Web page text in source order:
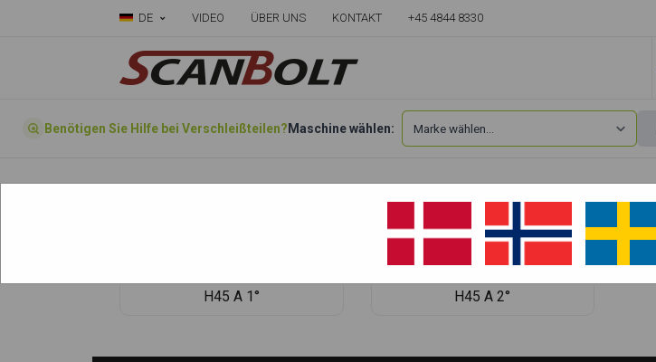
DE VIDEO ÜBER UNS KONTAKT +45 4844 8330
Benötigen Sie Hilfe bei Verschleißteilen? Maschine wählen:
H45A
H45 A 1° H45 A 2°